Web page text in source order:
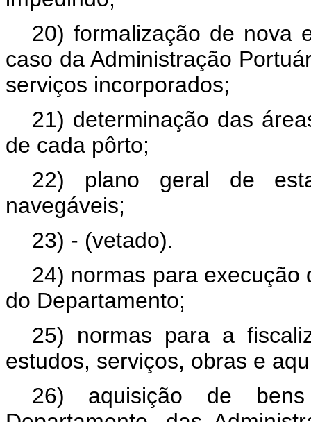
20) formalização de nova
caso da Administração
serviços incorporados;
21) determinação das
de cada pôrto;
22) plano geral de
navegáveis;
23) - (vetado).
24) normas para
do Departamento;
25) normas para a
estudos, serviços, obras e
26) aquisição de